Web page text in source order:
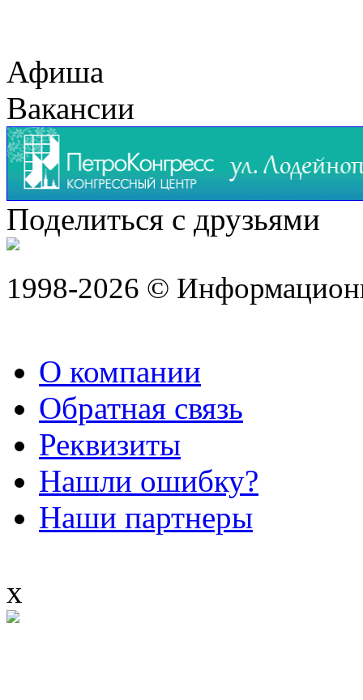
Афиша
Вакансии
Поделиться с друзьями
1998-2026 ©
О компании
Обратная связь
Реквизиты
Нашли ошибку?
Наши партнеры
x